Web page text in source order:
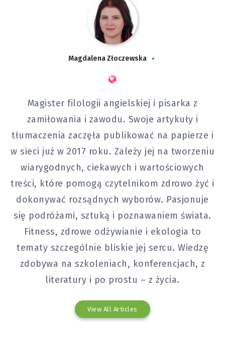
Magdalena Złoczewska
Magister filologii angielskiej i pisarka z
zamiłowania i zawodu. Swoje artykuły i
tłumaczenia zaczęła publikować na papierze i
w sieci już w 2017 roku. Zależy jej na tworzeniu
wiarygodnych, ciekawych i wartościowych
treści, które pomogą czytelnikom zdrowo żyć i
dokonywać rozsądnych wyborów. Pasjonuje
się podróżami, sztuką i poznawaniem świata.
Fitness, zdrowe odżywianie i ekologia to
tematy szczególnie bliskie jej sercu. Wiedzę
zdobywa na szkoleniach, konferencjach, z
literatury i po prostu – z życia.
View All Articles